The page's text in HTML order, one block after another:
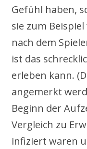
Gefühl haben,
sie zum
nach dem
ist das
erleben kann.
angemerkt
Beginn der
Vergleich zu
infiziert waren